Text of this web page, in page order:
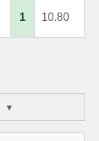
1 10.80